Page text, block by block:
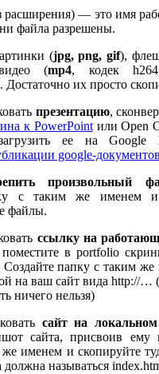
расширения) — это имя
файла разрешены.
(jpg, png, gif),
(mp4, кодек h264
Достаточно их просто
презентацию,
к Pow­er­Pointили Open
ее на Google
google-
произвольный
с таким же именем
файлы.
ссылку на
в port­fo­lio
Создайте папку с таким
на ваш сайт вида http://…
ничего нельзя)
сайт на
сайта, присвоив ему
именем и скопируйте
должна называться